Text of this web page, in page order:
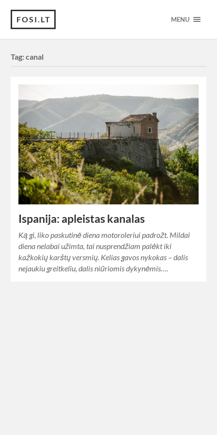
FOSI.LT MENU
Tag:canal
Ispanija: apleistas kanalas
Ką gi, liko paskutinė diena motoroleriui padrožt. Mildai
diena nelabai užimta, tai nusprendžiam palėkt iki
kažkokių karštų versmių. Kelias gavos nykokas – dalis
nejaukiu greitkeliu, dalis niūriomis dykynėmis….